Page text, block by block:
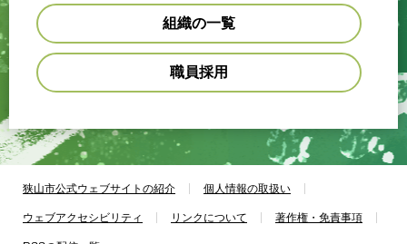
組織の一覧
職員採用
狭山市公式ウェブサイトの紹介 個人情報の取扱い
ウェブアクセシビリティ リンクについて 著作権・免責事項